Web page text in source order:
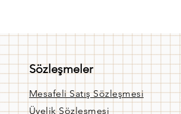
Sözleşmeler
Mesafeli Satış Sözleşmesi
Üyelik Sözleşmesi